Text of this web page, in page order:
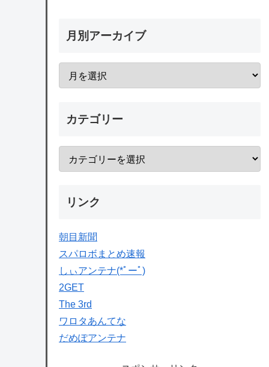
月別アーカイブ
カテゴリー
リンク
朝目新聞
スパロボまとめ速報
しぃアンテナ(*ﾟーﾟ)
2GET
The 3rd
ワロタあんてな
だめぽアンテナ